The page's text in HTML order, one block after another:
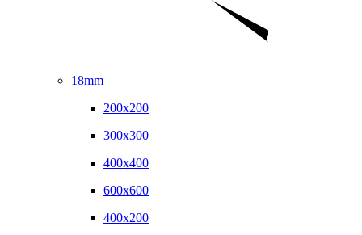
18mm
200x200
300x300
400x400
600x600
400x200